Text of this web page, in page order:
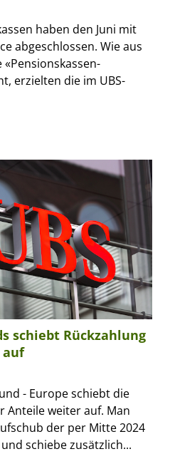
haben den Juni mit
abgeschlossen. Wie aus
erzielten die im UBS-
schiebt Rückzahlung
- Europe schiebt die
Anteile weiter auf. Man
der per Mitte 2024
schiebe zusätzlich...